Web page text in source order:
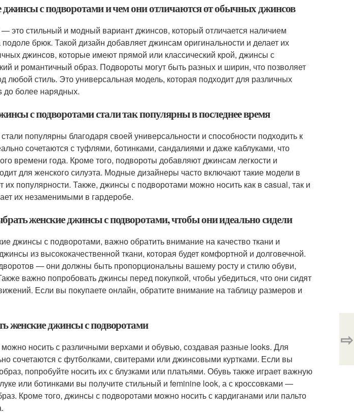
джинсы с подворотами и чем они отличаются от обычных джинсов
это стильный и модный вариант джинсов, который отличается наличием
брюк. Такой дизайн добавляет джинсам оригинальности и делает их
джинсов, которые имеют прямой или классический крой, джинсы с
и романтичный образ. Подвороты могут быть разных и ширин, что позволяет
любой стиль. Это универсальная модель, которая подходит для различных
до более нарядных.
с подворотами стали так популярны в последнее время
популярны благодаря своей универсальности и способности подходить к
сочетаются с туфлями, ботинками, сандалиями и даже каблуками, что
времени года. Кроме того, подвороты добавляют джинсам легкости и
для женского силуэта. Модные дизайнеры часто включают такие модели в
их популярности. Также, джинсы с подворотами можно носить как в casual, так и
их незаменимыми в гардеробе.
женские джинсы с подворотами, чтобы они идеально сидели
джинсы с подворотами, важно обратить внимание на качество ткани и
из высококачественной ткани, которая будет комфортной и долговечной.
— они должны быть пропорциональны вашему росту и стилю обуви,
важно попробовать джинсы перед покупкой, чтобы убедиться, что они сидят
Если вы покупаете онлайн, обратите внимание на таблицу размеров и
женские джинсы с подворотами
носить с различными верхами и обувью, создавая разные looks. Для
сочетаются с футболками, свитерами или джинсовыми куртками. Если вы
попробуйте носить их с блузками или платьями. Обувь также играет важную
или ботинками вы получите стильный и feminine look, а с кроссовками —
Кроме того, джинсы с подворотами можно носить с кардиганами или пальто
⇨